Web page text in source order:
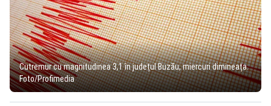
Cutremur cu magnitudinea 3,1 în județul Buzău, miercuri dimineața.
Foto/Profimedia